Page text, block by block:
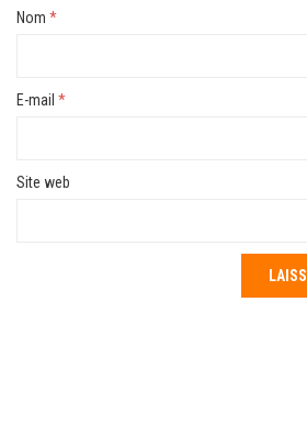
Nom *
E-mail *
Site web